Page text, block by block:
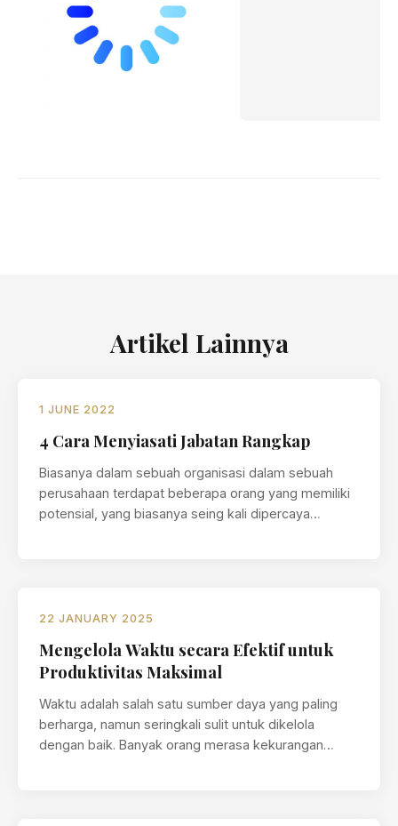
Artikel Lainnya
1 JUNE 2022
4 Cara Menyiasati Jabatan Rangkap
Biasanya dalam sebuah organisasi dalam sebuah
perusahaan terdapat beberapa orang yang memiliki
potensial, yang biasanya seing kali dipercaya
22 JANUARY 2025
Mengelola Waktu secara Efektif untuk
Produktivitas Maksimal
Waktu adalah salah satu sumber daya yang paling
berharga, namun seringkali sulit untuk dikelola
dengan baik. Banyak orang merasa kekurangan…